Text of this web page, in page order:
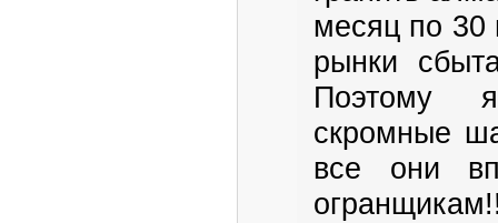
месяц по 30
рынки
Поэтому
скромные
все они